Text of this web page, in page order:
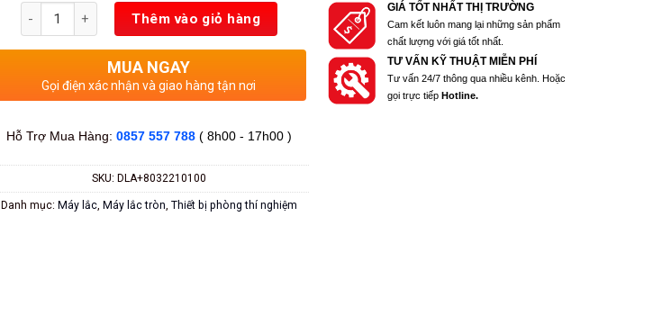
Thêm vào giỏ hàng
MUA NGAY
Gọi điện xác nhận và giao hàng tận nơi
Hỗ Trợ Mua Hàng: 0857 557 788 ( 8h00 - 17h00 )
SKU: DLA+8032210100
Danh mục: Máy lắc, Máy lắc tròn Thiết bị phòng thí nghiệm
GIÁ TỐT NHẤT THỊ TRƯỜNG
Cam kết luôn mang lại những sản phẩm
chất lượng với giá tốt nhất.
TƯ VẤN KỸ THUẬT MIỄN PHÍ
Tư vấn 24/7 thông qua nhiều kênh. Hoặc
gọi trực tiếp Hotline.